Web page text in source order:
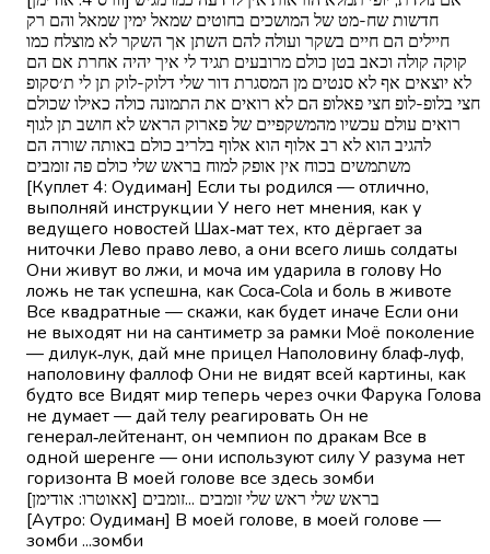
חדשות שח-מט של המושכים בחוטים שמאל ימין שמאל והם רק
חיילים הם חיים בשקר ועולה להם השתן אך השקר לא מוצלח כמו
קוקה קולה וכאב בטן כולם מרובעים תגיד לי איך יהיה אחרת אם הם
לא יוצאים אף לא סנטים מן המסגרת דור שלי דלוק-לוק תן לי ת׳סקופ
חצי בלופ-לופ חצי פאלופ הם לא רואים את התמונה כולה כאילו שכולם
רואים עולם עכשיו מהמשקפיים של פארוק הראש לא חושב תן לגוף
להגיב הוא לא רב אלוף הוא אלוף בלריב כולם באותה שורה הם
משתמשים בכוח אין אופק למוח בראש שלי כולם פה זומבים
[Куплет 4: Оудиман] Если ты родился — отлично,
выполняй инструкции У него нет мнения, как у
ведущего новостей Шах‑мат тех, кто дёргает за
ниточки Лево право лево, а они всего лишь солдаты
Они живут во лжи, и моча им ударила в голову Но
ложь не так успешна, как Coca‑Cola и боль в животе
Все квадратные — скажи, как будет иначе Если они
не выходят ни на сантиметр за рамки Моё поколение
— дилук‑лук, дай мне прицел Наполовину блаф‑луф,
наполовину фаллоф Они не видят всей картины, как
будто все Видят мир теперь через очки Фарука Голова
не думает — дай телу реагировать Он не
генерал‑лейтенант, он чемпион по дракам Все в
одной шеренге — они используют силу У разума нет
горизонта В моей голове все здесь зомби
[אאוטרו: אודימן] בראש שלי ראש שלי זומבים ...זומבים
[Аутро: Оудиман] В моей голове, в моей голове —
зомби ...зомби